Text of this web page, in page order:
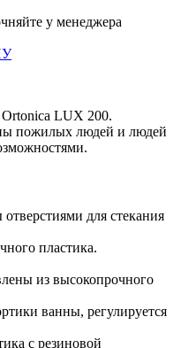
у менеджера
LUX 200.
пожилых людей и людей
для стекания
пластика.
из высокопрочного
ванны, регулируется
с резиновой